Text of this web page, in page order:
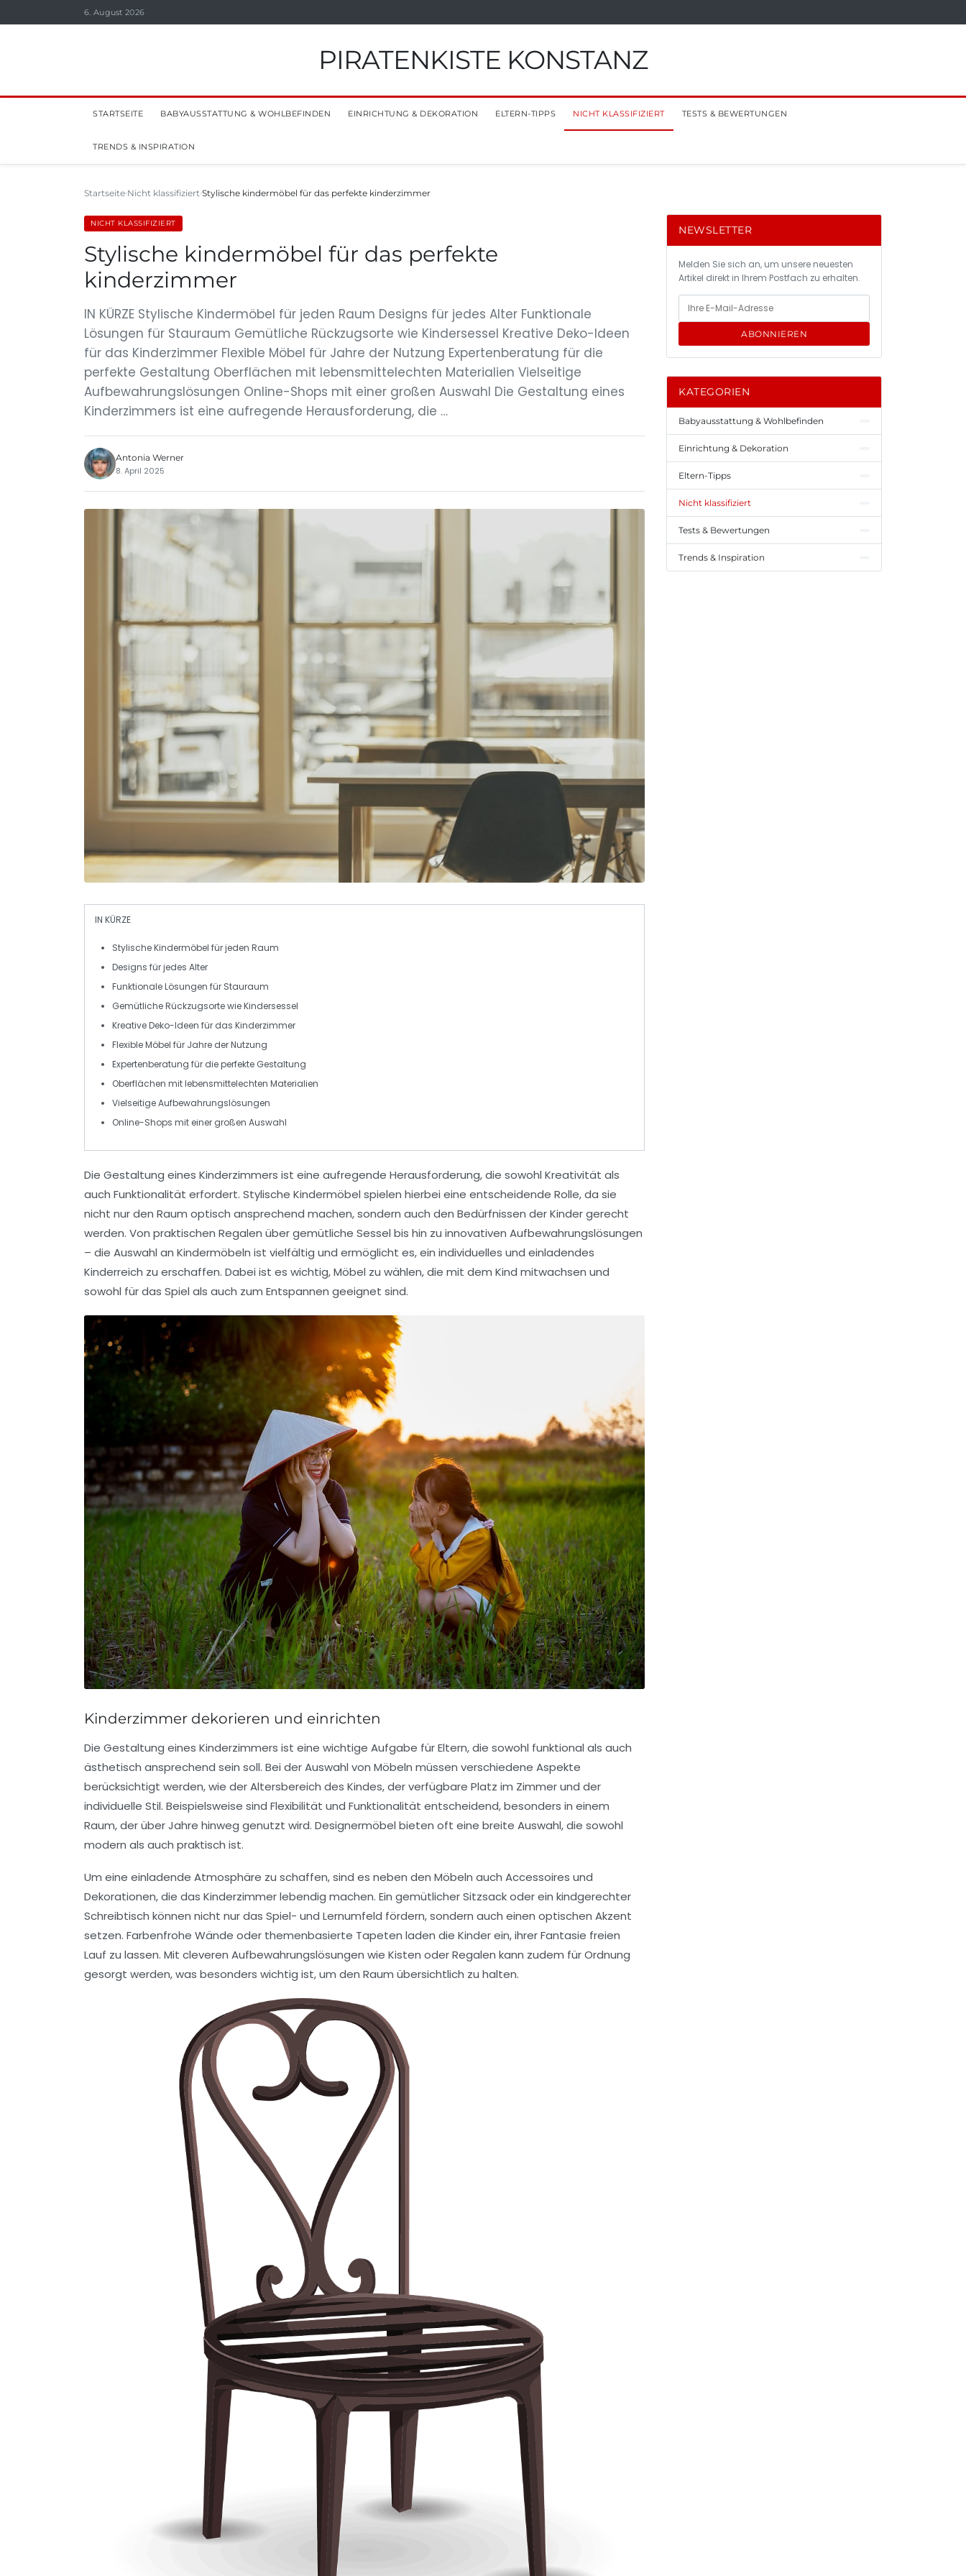
6. August 2026
PIRATENKISTE KONSTANZ
STARTSEITE BABYAUSSTATTUNG & WOHLBEFINDEN EINRICHTUNG & DEKORATION ELTERN-TIPPS NICHT KLASSIFIZIERT TESTS & BEWERTUNGEN
TRENDS & INSPIRATION
Startseite Nicht klassifiziert Stylische kindermöbel für das perfekte kinderzimmer
NICHT KLASSIFIZIERT
Stylische kindermöbel für das perfekte
kinderzimmer
IN KÜRZE Stylische Kindermöbel für jeden Raum Designs für jedes Alter Funktionale
Lösungen für Stauraum Gemütliche Rückzugsorte wie Kindersessel Kreative Deko-Ideen
für das Kinderzimmer Flexible Möbel für Jahre der Nutzung Expertenberatung für die
perfekte Gestaltung Oberflächen mit lebensmittelechten Materialien Vielseitige
Aufbewahrungslösungen Online-Shops mit einer großen Auswahl Die Gestaltung eines
Kinderzimmers ist eine aufregende Herausforderung, die …
Antonia Werner
8. April 2025
IN KÜRZE
Stylische Kindermöbel für jeden Raum
Designs für jedes Alter
Funktionale Lösungen für Stauraum
Gemütliche Rückzugsorte wieKindersessel
Kreative Deko-Ideen für das Kinderzimmer
Flexible Möbel für Jahre der Nutzung
Expertenberatung für die perfekte Gestaltung
Oberflächen mitlebensmittelechten Materialien
VielseitigeAufbewahrungslösungen
Online-Shops mit einer großen Auswahl
Die Gestaltung eines Kinderzimmers ist eine aufregende Herausforderung, die sowohl Kreativität als
auch Funktionalität erfordert. Stylische Kindermöbel spielen hierbei eine entscheidende Rolle, da sie
nicht nur den Raum optisch ansprechend machen, sondern auch den Bedürfnissen der Kinder gerecht
werden. Von praktischen Regalen über gemütliche Sessel bis hin zu innovativen Aufbewahrungslösungen
– die Auswahl an Kindermöbeln ist vielfältig und ermöglicht es, ein individuelles und einladendes
Kinderreich zu erschaffen. Dabei ist es wichtig, Möbel zu wählen, die mit dem Kind mitwachsen und
sowohl für das Spiel als auch zum Entspannen geeignet sind.
Kinderzimmer dekorieren und einrichten
Die Gestaltung eines Kinderzimmers ist eine wichtige Aufgabe für Eltern, die sowohl funktional als auch
ästhetisch ansprechend sein soll. Bei der Auswahl von Möbeln müssen verschiedene Aspekte
berücksichtigt werden, wie der Altersbereich des Kindes, der verfügbare Platz im Zimmer und der
individuelle Stil. Beispielsweise sind Flexibilität und Funktionalität entscheidend, besonders in einem
Raum, der über Jahre hinweg genutzt wird. Designermöbel bieten oft eine breite Auswahl, die sowohl
modern als auch praktisch ist.
Um eine einladende Atmosphäre zu schaffen, sind es neben den Möbeln auch Accessoires und
Dekorationen, die das Kinderzimmer lebendig machen. Ein gemütlicherSitzsackoder ein kindgerechter
Schreibtisch können nicht nur das Spiel- und Lernumfeld fördern, sondern auch einen optischen Akzent
setzen. Farbenfrohe Wände oder themenbasierte Tapeten laden die Kinder ein, ihrer Fantasie freien
Lauf zu lassen. Mit cleveren Aufbewahrungslösungen wie Kisten oder Regalen kann zudem für Ordnung
gesorgt werden, was besonders wichtig ist, um den Raum übersichtlich zu halten.
NEWSLETTER
Melden Sie sich an, um unsere neuesten
Artikel direkt in Ihrem Postfach zu erhalten.
ABONNIEREN
KATEGORIEN
Babyausstattung & Wohlbefinden
Einrichtung & Dekoration
Eltern-Tipps
Nicht klassifiziert
Tests & Bewertungen
Trends & Inspiration